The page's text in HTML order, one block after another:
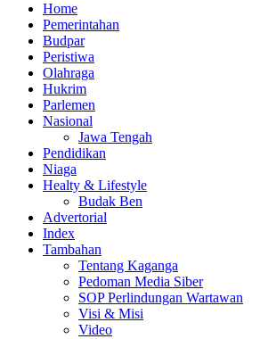
Home
Pemerintahan
Budpar
Peristiwa
Olahraga
Hukrim
Parlemen
Nasional
Jawa Tengah
Pendidikan
Niaga
Healty & Lifestyle
Budak Ben
Advertorial
Index
Tambahan
Tentang Kaganga
Pedoman Media Siber
SOP Perlindungan Wartawan
Visi & Misi
Video